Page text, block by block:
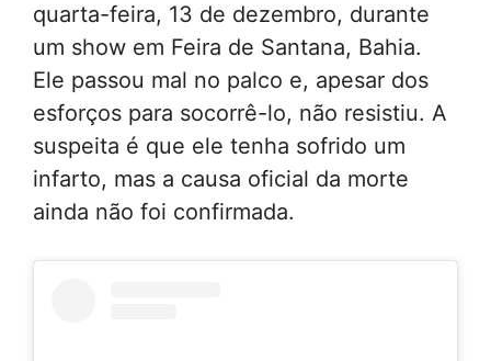
quarta-feira, 13 de dezembro, durante
um show em Feira de Santana, Bahia.
Ele passou mal no palco e, apesar dos
esforços para socorrê-lo, não resistiu. A
suspeita é que ele tenha sofrido um
infarto, mas a causa oficial da morte
ainda não foi confirmada.